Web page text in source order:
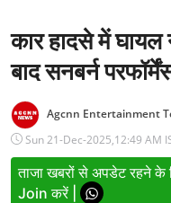
Relationship
Education
Defence & Security
Environment
कार हादसे में
बाद सनबर्न
Agcnn Entertainment
Sun 21-Dec-2025,12:49 AM
ताजा खबरों से अपडेट रहने
Join करें |